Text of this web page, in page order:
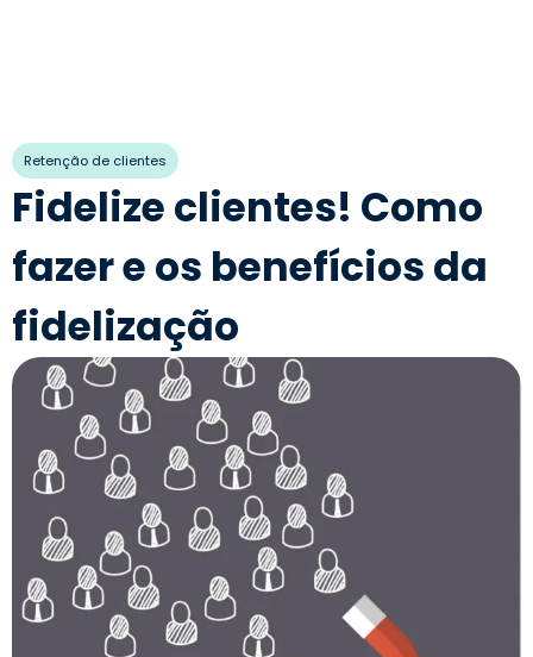
Retenção de clientes
Fidelize clientes! Como
fazer e os benefícios da
fidelização